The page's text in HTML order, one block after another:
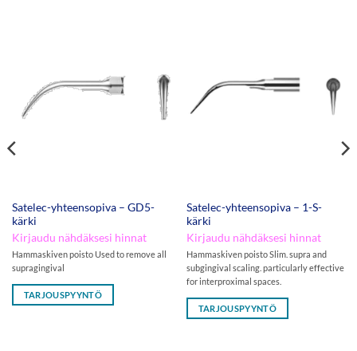
Satelec-yhteensopiva – GD5-
kärki
Kirjaudu nähdäksesi hinnat
Hammaskiven poisto Used to remove all
supragingival
TARJOUSPYYNTÖ
Satelec-yhteensopiva – 1-S-
kärki
Kirjaudu nähdäksesi hinnat
Hammaskiven poisto Slim. supra and
subgingival scaling. particularly effective
for interproximal spaces.
TARJOUSPYYNTÖ